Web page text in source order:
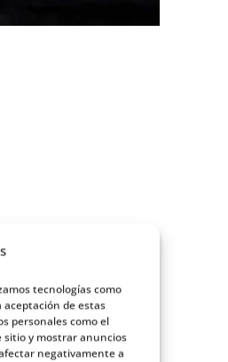
tecnologías como
aceptación de estas
personales como el
sitio y mostrar anuncios
negativamente a